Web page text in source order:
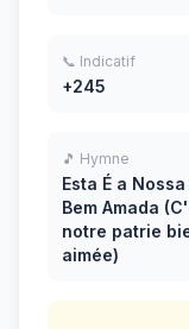
📞 Indicatif
+245
🎵 Hymne
Esta É a
Bem Amada
notre patrie
aimée)